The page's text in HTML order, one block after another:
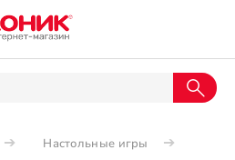
Настольные игры